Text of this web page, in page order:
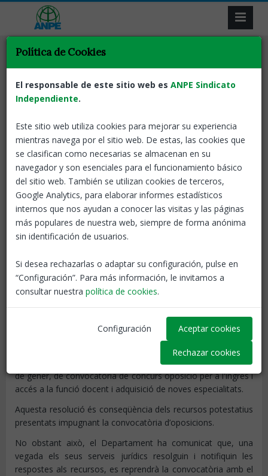
Suspensió Temporal
Convocatòria Oposicions
07 May, 2021 ANPE-Catalunya
, de 4 de maig, de suspensió
temporal de l'execució de la Resolució EDU/182/2021, de 29
de gener, de convocatòria de concurs oposició per a l'ingrés i
accés a la funció docent i adquisició de noves especialitats.
Aquesta resolució és conseqüència dels recursos potestatius
presentats impugnant la convocatòria d’oposicions.
No obstant això, el Departament ha comunicat que, una
vegada els seus serveis jurídics resolguin i notifiquin les
respostes als recursos, es reprendrà la convocatòria amb el
Política de Cookies
El responsable de este sitio web es ANPE Sindicato
Independiente.
Este sitio web utiliza cookies para mejorar su experiencia
mientras navega por el sitio web. De estas, las cookies que
se clasifican como necesarias se almacenan en su
navegador y son esenciales para el funcionamiento básico
del sitio web. También se utilizan cookies de terceros,
Google Analytics, para elaborar informes estadísticos
internos que nos ayudan a conocer las visitas y las páginas
más populares de nuestra web, siempre de forma anónima
sin identificación de usuarios.
Si desea rechazarlas o adaptar su configuración, pulse en
“Configuración”. Para más información, le invitamos a
consultar nuestra política de cookies.
Configuración Aceptar cookies
Rechazar cookies